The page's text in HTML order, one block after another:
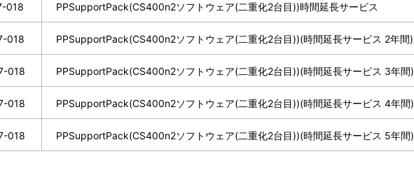
018 PPSupportPack(CS400n2ソフトウェア(二重化2台目))時間延長サービス
018 PPSupportPack(CS400n2ソフトウェア(二重化2台目))(時間延長サービス 2年間)
018 PPSupportPack(CS400n2ソフトウェア(二重化2台目))(時間延長サービス 3年間)
018 PPSupportPack(CS400n2ソフトウェア(二重化2台目))(時間延長サービス 4年間)
018 PPSupportPack(CS400n2ソフトウェア(二重化2台目))(時間延長サービス 5年間)